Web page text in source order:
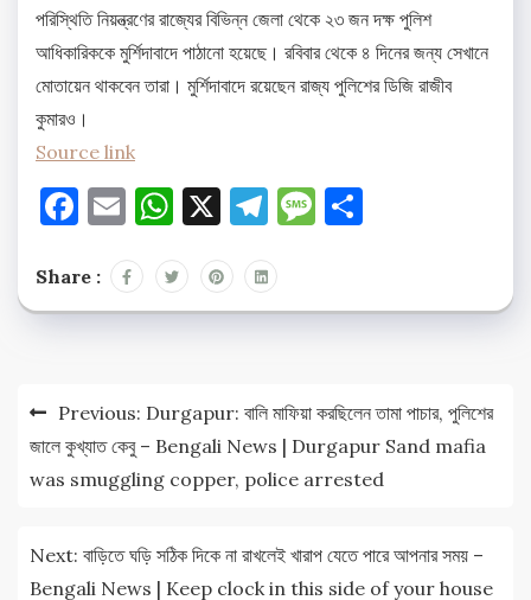
পরিস্থিতি নিয়ন্ত্রণের রাজ্যের বিভিন্ন জেলা থেকে ২৩ জন দক্ষ পুলিশ
আধিকারিককে মুর্শিদাবাদে পাঠানো হয়েছে। রবিবার থেকে ৪ দিনের জন্য সেখানে
মোতায়েন থাকবেন তারা। মুর্শিদাবাদে রয়েছেন রাজ্য পুলিশের ডিজি রাজীব
কুমারও।
Source link
Facebook
EmailWhatsApp
X Telegram
Message
Share :
Post
navigation
Previous: Durgapur: বালি মাফিয়া করছিলেন তামা পাচার, পুলিশের
জালে কুখ্যাত কেবু – Bengali News | Durgapur Sand mafia
was smuggling copper, police arrested
Next: বাড়িতে ঘড়ি সঠিক দিকে না রাখলেই খারাপ যেতে পারে আপনার সময় –
Bengali News | Keep clock in this side of your house